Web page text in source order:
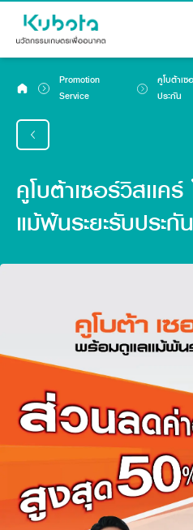
Kubota
Promotion
Service
คูโบต้าเ
ประกัน
คูโบต้าเซอร์วิสเเ
แม้พ้นระยะรับประกัน